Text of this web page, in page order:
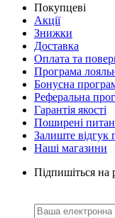
Покупцеві
Акції
Знижки
Доставка
Оплата та
Програма
Бонусна
Реферальна
Гарантія якості
Поширені
Залиште відгук
Наші магазини
Підпишіться на